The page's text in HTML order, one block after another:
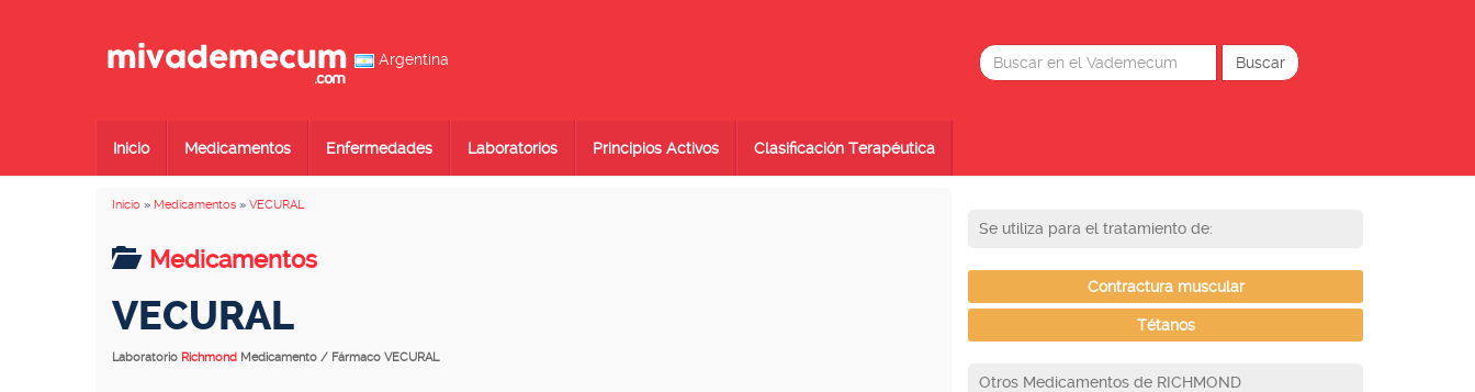
Argentina
Inicio Medicamentos Enfermedades Laboratorios Principios Activos Clasificación Terapéutica
Inicio » Medicamentos » VECURAL
Medicamentos
VECURAL
Laboratorio Richmond Medicamento / Fármaco VECURAL
Se utiliza para el tratamiento de:
Contractura muscular
Tétanos
Otros Medicamentos de RICHMOND